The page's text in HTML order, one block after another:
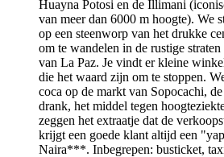
Huayna Potosi en de Illimani
van meer dan 6000 m hoogte). We
op een steenworp van het drukke
om te wandelen in de rustige
van La Paz. Je vindt er kleine
die het waard zijn om te stoppen.
coca op de markt van Sopocachi,
drank, het middel tegen
zeggen het extraatje dat de
krijgt een goede klant altijd een
Naira***. Inbegrepen: busticket,